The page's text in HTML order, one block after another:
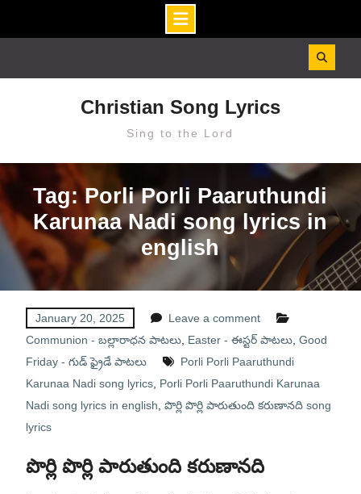
Christian Song Lyrics
Sing to the Lord
Tag: Porli Porli Paaruthundi
Karunaa Nadi song lyrics in
english
January 20, 2025
Leave a comment
Communion - బల్లారాధన పాటలు, Easter - ఈస్టర్ పాటలు, Good
Friday - గుడ్ ఫ్రైడే పాటలు
Porli Porli Paaruthundi
Karunaa Nadi song lyrics, Porli Porli Paaruthundi Karunaa
Nadi song lyrics in english పొర్లి పొర్లి పారుతుంది కరుణానది song
lyrics
పొర్లి పొర్లి పారుతుంది కరుణానది